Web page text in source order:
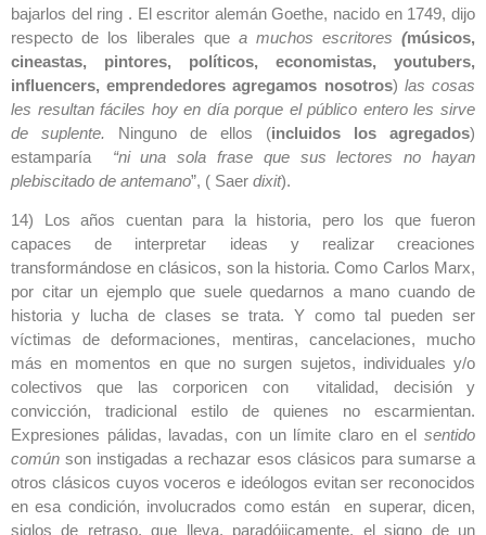
bajarlos del ring . El escritor alemán Goethe, nacido en 1749, dijo
respecto de los liberales que a muchos escritores (músicos,
cineastas, pintores, políticos, economistas, youtubers,
influencers, emprendedores agregamos nosotros) las cosas
les resultan fáciles hoy en día porque el público entero les sirve
de suplente. Ninguno de ellos (incluidos los agregados)
estamparía “ni una sola frase que sus lectores no hayan
plebiscitado de antemano”, ( Saer dixit).
14) Los años cuentan para la historia, pero los que fueron
capaces de interpretar ideas y realizar creaciones
transformándose en clásicos, son la historia. Como Carlos Marx,
por citar un ejemplo que suele quedarnos a mano cuando de
historia y lucha de clases se trata. Y como tal pueden ser
víctimas de deformaciones, mentiras, cancelaciones, mucho
más en momentos en que no surgen sujetos, individuales y/o
colectivos que las corporicen con vitalidad, decisión y
convicción, tradicional estilo de quienes no escarmientan.
Expresiones pálidas, lavadas, con un límite claro en el sentido
común son instigadas a rechazar esos clásicos para sumarse a
otros clásicos cuyos voceros e ideólogos evitan ser reconocidos
en esa condición, involucrados como están en superar, dicen,
siglos de retraso, que lleva, paradójicamente, el signo de un